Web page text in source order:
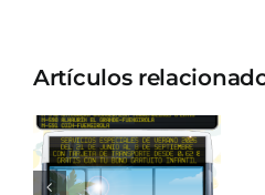
Artículos